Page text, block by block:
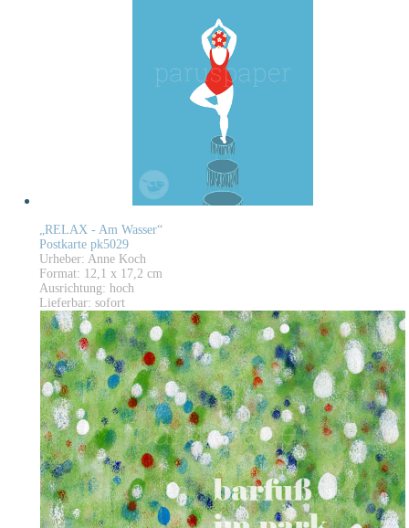
„RELAX - Am Wasser“
Postkarte pk5029
Urheber: Anne Koch
Format: 12,1 x 17,2 cm
Ausrichtung: hoch
Lieferbar: sofort